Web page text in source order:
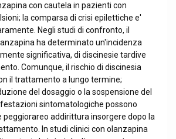
con cautela in pazienti con
la comparsa di crisi epilettiche e'
Negli studi di confronto, il
ha determinato un'incidenza
significativa, di discinesie tardive
Comunque, il rischio di discinesia
il trattamento a lungo termine;
del dosaggio o la sospensione del
sintomatologiche possono
addirittura insorgere dopo la
In studi clinici con olanzapina